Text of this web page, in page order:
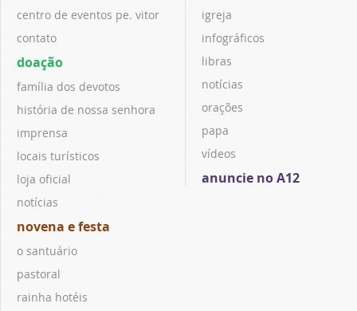
centro de eventos pe. vitor
contato
doação
família dos devotos
história de nossa senhora
imprensa
locais turísticos
loja oficial
notícias
novena e festa
o santuário
pastoral
rainha hotéis
igreja
infográficos
libras
notícias
orações
papa
vídeos
anuncie no A12